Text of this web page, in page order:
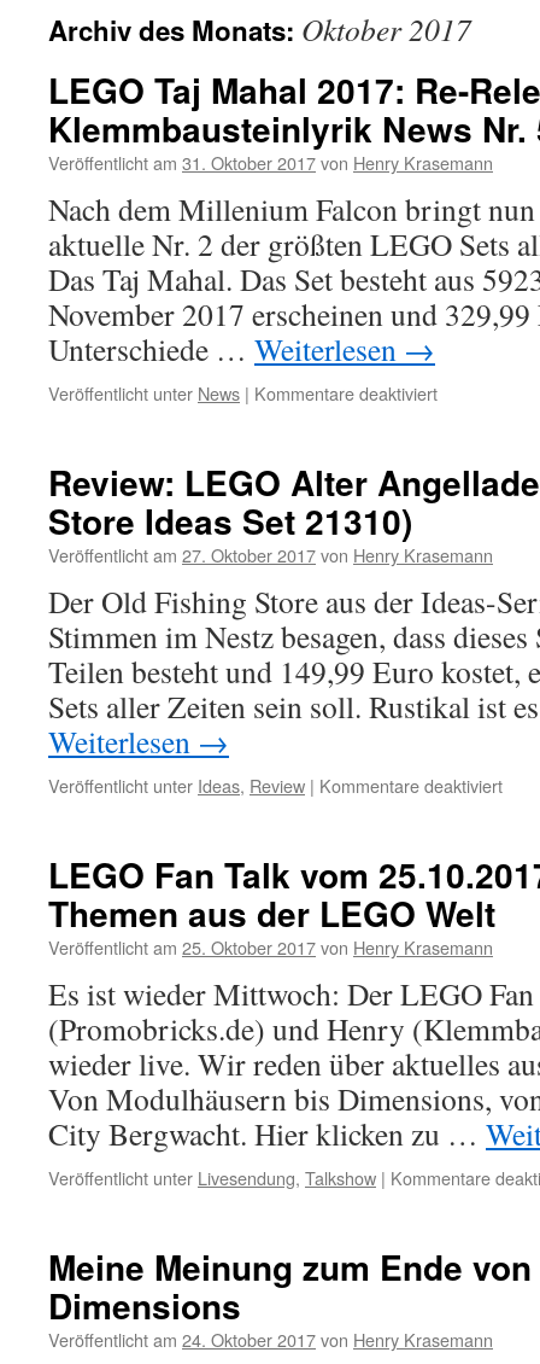
Archiv des Monats: Oktober 2017
LEGO Taj Mahal 2017: Re-
Klemmbausteinlyrik News Nr.
Veröffentlicht am 31. Oktober 2017von Henry Krasemann
Nach dem Millenium Falcon bringt
aktuelle Nr. 2 der größten LEGO Sets
Das Taj Mahal. Das Set besteht aus
November 2017 erscheinen und
Unterschiede … Weiterlesen →
Veröffentlicht unter News | Kommentare deaktiviertfür
2017:
(Set
–
News
Nr.
51)
Review: LEGO Alter
Store Ideas Set 21310)
Veröffentlicht am 27. Oktober 2017von Henry Krasemann
Der Old Fishing Store aus der Ideas-
Stimmen im Nestz besagen, dass dieses
Teilen besteht und 149,99 Euro kostet,
Sets aller Zeiten sein soll. Rustikal ist
Weiterlesen →
Veröffentlicht unter Ideas, Review | Kommentare deaktiviertfür
Set
LEGO Fan Talk vom
Themen aus der LEGO Welt
Veröffentlicht am 25. Oktober 2017von Henry Krasemann
Es ist wieder Mittwoch: Der LEGO
(Promobricks.de) und Henry
wieder live. Wir reden über aktuelles
Von Modulhäusern bis Dimensions,
City Bergwacht. Hier klicken zu …
Veröffentlicht unter Livesendung, Talkshow | Kommentare
Meine Meinung zum Ende
Dimensions
Veröffentlicht am 24. Oktober 2017von Henry Krasemann